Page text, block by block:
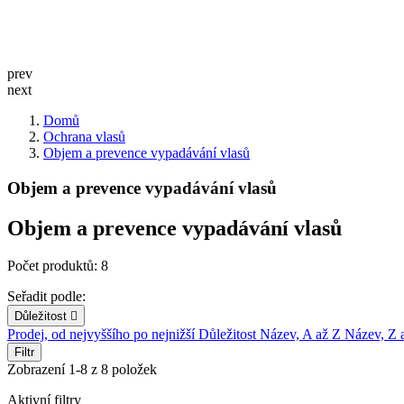
prev
next
Domů
Ochrana vlasů
Objem a prevence vypadávání vlasů
Objem a prevence vypadávání vlasů
Objem a prevence vypadávání vlasů
Počet produktů: 8
Seřadit podle:
Důležitost 
Prodej, od nejvyššího po nejnižší DůležitostNázev, A až Z Název, Z
Filtr
Zobrazení 1-8 z 8 položek
Aktivní filtry